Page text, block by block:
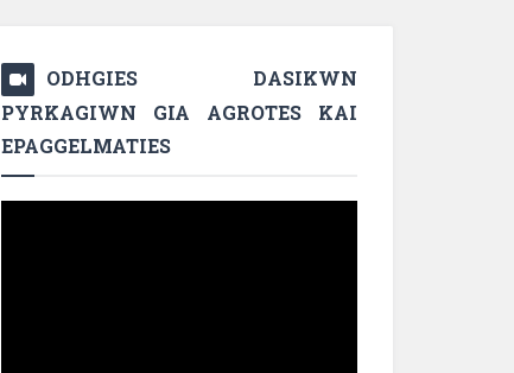
ODHGIES DASIKWN
PYRKAGIWN GIA AGROTES KAI
EPAGGELMATIES